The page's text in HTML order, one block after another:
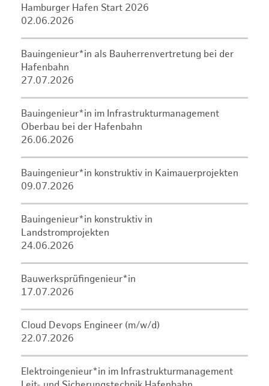
Hamburger Hafen Start 2026
02.06.2026
Bauingenieur*in als Bauherrenvertretung bei der
Hafenbahn
27.07.2026
Bauingenieur*in im Infrastrukturmanagement
Oberbau bei der Hafenbahn
26.06.2026
Bauingenieur*in konstruktiv in Kaimauerprojekten
09.07.2026
Bauingenieur*in konstruktiv in
Landstromprojekten
24.06.2026
Bauwerksprüfingenieur*in
17.07.2026
Cloud Devops Engineer (m/w/d)
22.07.2026
Elektroingenieur*in im Infrastrukturmanagement